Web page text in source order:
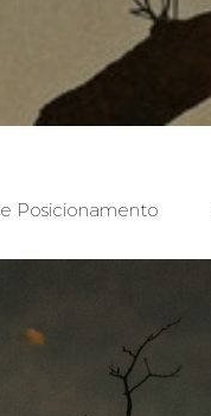
Posicionamento